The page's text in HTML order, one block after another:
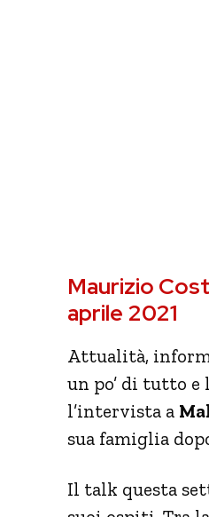
Maurizio
aprile 2021
Attualità,
un po’ di tutto e
l’intervista a
sua famiglia
Il talk questa